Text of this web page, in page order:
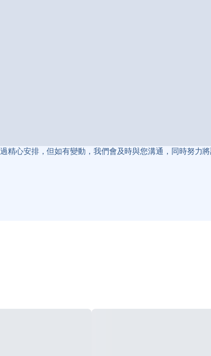
精心安排，但如有變動，我們會及時與您溝通，同時努力